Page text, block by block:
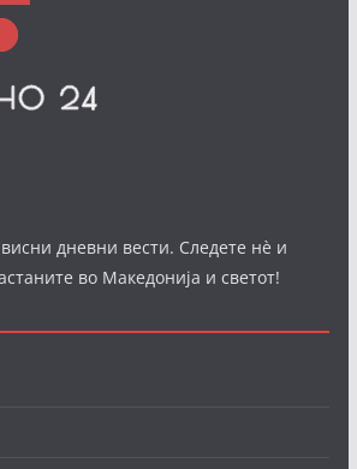
дневни вести. Следете нè и
во Македонија и светот!